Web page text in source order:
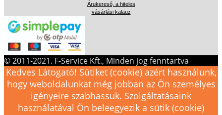
Árukereső, a hiteles
vásárlási kalauz
© 2011-2021. F-Service Kft., Minden jog fenntartva
Kedves Látogató! Sütiket (cookie) azért használunk,
hogy weboldalunkat még jobban az Ön személyes
igényeire szabhassuk. Szolgáltatásaink
használatával Ön beleegyezik a sütik (cookie)